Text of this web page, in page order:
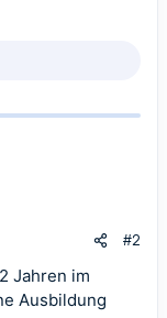
#2
Jahren im
Ausbildung